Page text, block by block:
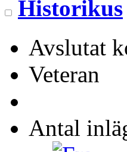
Historikus
Avslutat
Veteran
Antal